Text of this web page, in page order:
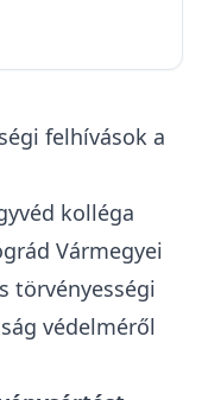
felhívások a
kolléga
Vármegyei
törvényességi
védelméről